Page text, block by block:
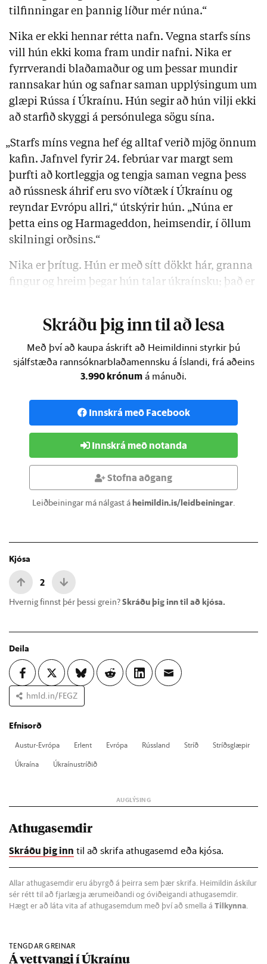
tilfinningar en þannig líður mér núna.“
Nika er ekki hennar rétta nafn. Vegna starfs síns
vill hún ekki koma fram undir nafni. Nika er
fyrrverandi blaðamaður og um þessar mundir
rannsakar hún og safnar saman upplýsingum um
glæpi Rússa í Úkraínu. Hún segir að hún vilji ekki
að starfið skyggi á persónulega sögu sína.
„Starfs míns vegna hef ég alltaf verið mjög önnum
kafin. Jafnvel fyrir 24. febrúar var margt sem
þurfti að kortleggja og tengja saman vegna þess
að rússnesk áhrif eru svo víðtæk í Úkraínu og
reyndar Evrópu allri,“ útskýrir hún. „Núna er
þetta eins og Harmageddon, heimsendir, í öllum
skilningi orðsins.“
Nika er þrítug. Hún er með sítt dökkt hár, granna
fingur og hreim þegar hún talar úkraínsku; það er
Skráðu þig inn til að lesa
Með því að kaupa áskrift að Heimildinni styrkir þú
sjálfstæða rannsóknarblaðamennsku á Íslandi, frá aðeins
3.990 krónum á mánuði.
Innskrá með Facebook
Innskrá með notanda
Stofna aðgang
Leiðbeiningar má nálgast áheimildin.is/leidbeiningar.
Kjósa
2
Hvernig finnst þér þessi grein?Skráðu þig inn til að kjósa.
Deila
hmld.in/FEGZ
Efnisorð
Aust­ur-Evr­ópa Er­lent Evr­ópa Rúss­land Stríð
Stríðs­glæp­ir
Úkraína
Úkraínu­stríð­ið
Athugasemdir
Skráðu þig inn til að skrifa athugasemd eða kjósa.
Allar athugasemdir eru ábyrgð á þeirra sem þær skrifa. Heimildin áskilur
sér rétt til að fjarlægja ærumeiðandi og óviðeigandi athugasemdir.
Hægt er að láta vita af athugasemdum með því að smella á Tilkynna
TENGDAR GREINAR
Á vettvangi í Úkraínu